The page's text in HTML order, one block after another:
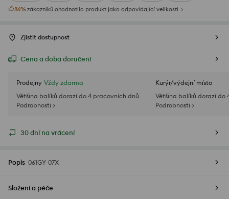
86%zákazníků ohodnotilo produkt jako odpovídající velikosti
Zjistit dostupnost
Cena a doba doručení
Prodejny Vždy zdarma
Většina balíků dorazí do 4 pracovních dnů
Podrobnosti >
Kurýr/výdejní místo
Většina balíků dorazí do
Podrobnosti >
30 dní na vrácení
Popis 061GY-07X
Složení a péče